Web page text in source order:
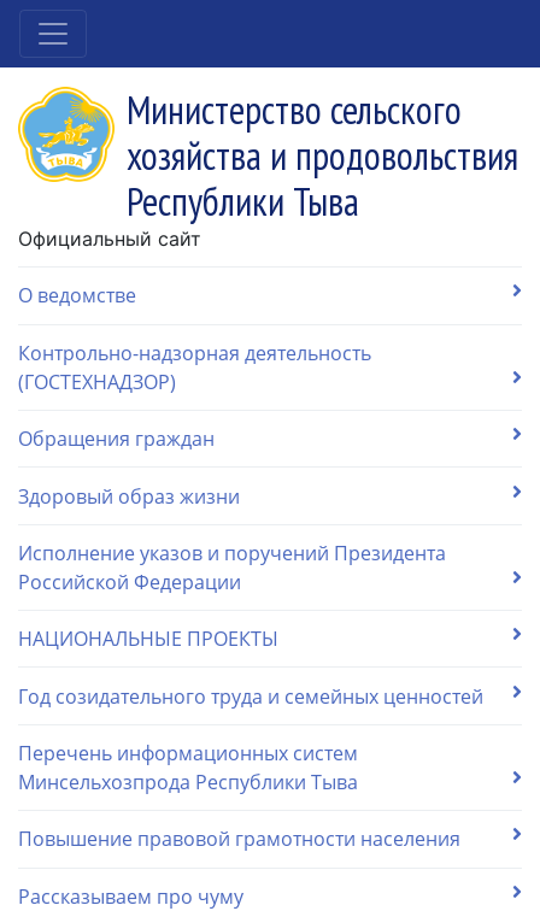
Министерство сельского
хозяйства и продовольствия
Республики Тыва
Официальный сайт
О ведомстве
Контрольно-надзорная деятельность
(ГОСТЕХНАДЗОР)
Обращения граждан
Здоровый образ жизни
Исполнение указов и поручений Президента
Российской Федерации
НАЦИОНАЛЬНЫЕ ПРОЕКТЫ
Год созидательного труда и семейных ценностей
Перечень информационных систем
Минсельхозпрода Республики Тыва
Повышение правовой грамотности населения
Рассказываем про чуму